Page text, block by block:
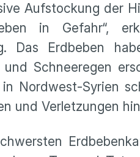
Aufstockung der
in Gefahr“,
Das Erdbeben
Schneeregen
Nordwest-Syrien
und Verletzungen